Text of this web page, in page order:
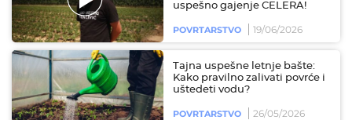
uspešno gajenje CELERA!
POVRTARSTVO 19/06/2026
Tajna uspešne letnje bašte:
Kako pravilno zalivati povrće i
uštedeti vodu?
POVRTARSTVO 26/05/2026